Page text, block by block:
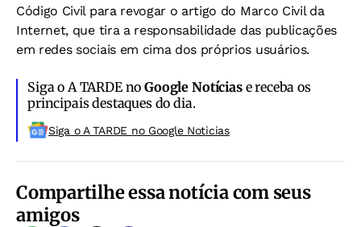
Código Civil para revogar o artigo do Marco Civil da
Internet, que tira a responsabilidade das publicações
em redes sociais em cima dos próprios usuários.
Siga o A TARDE noGoogle Notíciase receba os
principais destaques do dia.
Siga o A TARDE no Google Noticias
Compartilhe essa notícia com seus
amigos